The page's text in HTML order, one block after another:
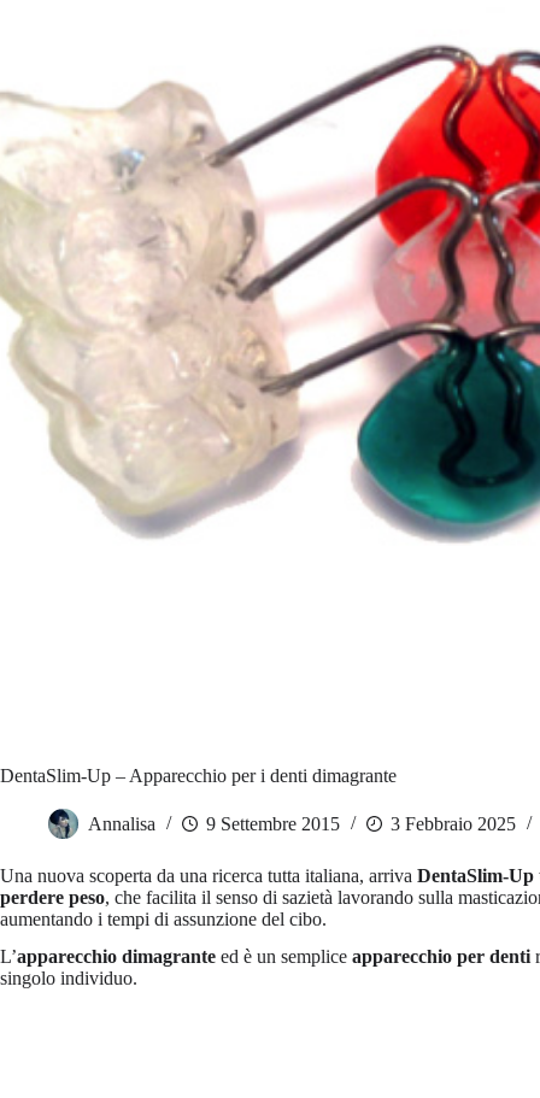
DentaSlim-Up – Apparecchio per i denti dimagrante
Annalisa 9 Settembre 2015 3 Febbraio 2025
Una nuova scoperta da una ricerca tutta italiana, arriva DentaSlim-Up
perdere peso, che facilita il senso di sazietà lavorando sulla
aumentando i tempi di assunzione del cibo.
L’apparecchio dimagrante ed è un semplice apparecchio per denti
singolo individuo.